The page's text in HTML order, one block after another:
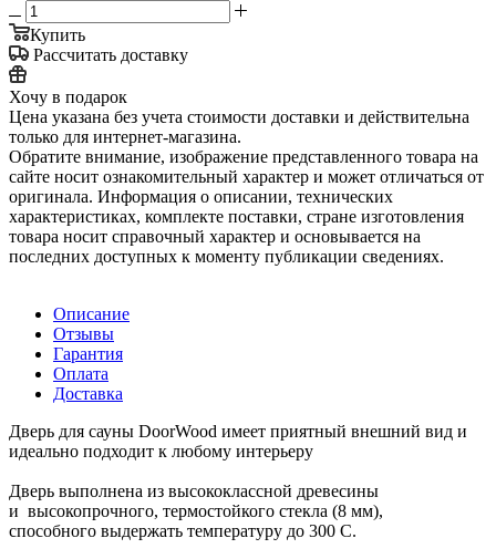
Купить
Рассчитать доставку
Хочу в подарок
Цена указана без учета стоимости доставки и действительна
только для интернет-магазина.
Обратите внимание, изображение представленного товара на
сайте носит ознакомительный характер и может отличаться от
оригинала. Информация о описании, технических
характеристиках, комплекте поставки, стране изготовления
товара носит справочный характер и основывается на
последних доступных к моменту публикации сведениях.
Описание
Отзывы
Гарантия
Оплата
Доставка
Дверь для сауны DoorWood имеет приятный внешний вид и
идеально подходит к любому интерьеру
Дверь выполнена из высококлассной древесины
и высокопрочного, термостойкого стекла (8 мм),
способного выдержать температуру до 300 С.